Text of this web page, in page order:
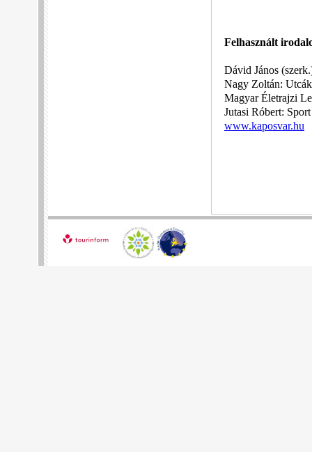
Felhasznált
Dávid János
Nagy Zoltán:
Magyar Életrajzi
Jutasi Róbert:
www.kaposvar.hu